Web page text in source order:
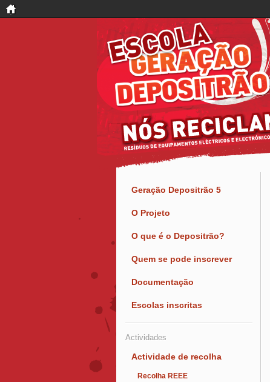
Geração Depositrão 5
O Projeto
O que é o Depositrão?
Quem se pode inscrever
Documentação
Escolas inscritas
Actividades
Actividade de recolha
Recolha REEE